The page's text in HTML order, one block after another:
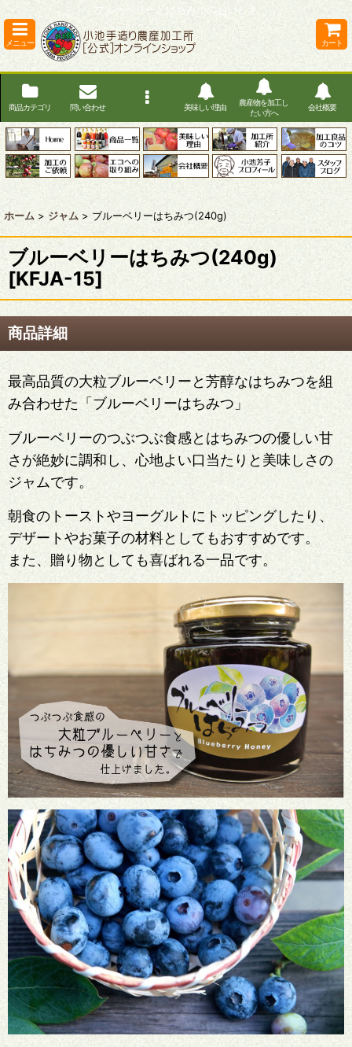
ブルーベリーとはちみつのおいしさ
メニュー カート
商品カテゴリ 問い合わせ 美味しい理由
農産物を加工し
たい方へ
会社概要
ホーム > ジャム > ブルーベリーはちみつ(240g)
ブルーベリーはちみつ(240g)
[KFJA-15]
商品詳細
最高品質の大粒ブルーベリーと芳醇なはちみつを組
み合わせた「ブルーベリーはちみつ」
ブルーベリーのつぶつぶ食感とはちみつの優しい甘
さが絶妙に調和し、心地よい口当たりと美味しさの
ジャムです。
朝食のトーストやヨーグルトにトッピングしたり、
デザートやお菓子の材料としてもおすすめです。
また、贈り物としても喜ばれる一品です。